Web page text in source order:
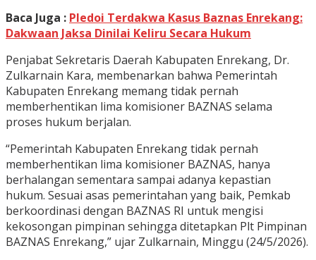
Baca Juga : Pledoi Terdakwa Kasus Baznas Enrekang:
Dakwaan Jaksa Dinilai Keliru Secara Hukum
Penjabat Sekretaris Daerah Kabupaten Enrekang, Dr.
Zulkarnain Kara, membenarkan bahwa Pemerintah
Kabupaten Enrekang memang tidak pernah
memberhentikan lima komisioner BAZNAS selama
proses hukum berjalan.
“Pemerintah Kabupaten Enrekang tidak pernah
memberhentikan lima komisioner BAZNAS, hanya
berhalangan sementara sampai adanya kepastian
hukum. Sesuai asas pemerintahan yang baik, Pemkab
berkoordinasi dengan BAZNAS RI untuk mengisi
kekosongan pimpinan sehingga ditetapkan Plt Pimpinan
BAZNAS Enrekang,” ujar Zulkarnain, Minggu (24/5/2026).